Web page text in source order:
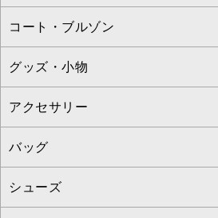
カーディガン
アンサンブルセット
ベスト・ジレ
パーカー
タンクトップ・キャミソール
チュニック
ジャンパースカート
その他のワンピース・ドレス
クロップド・半端丈パンツ
ガウチョ・ワイドパンツ
ハーフ・ショート丈パンツ
サロペット・オールインワン
その他のパンツ
ロング・マキシ丈スカート
ひざ丈スカート
ミモレ丈スカート
ショート・ミニ丈スカート
その他のスカート
すべてのジャケット・スーツ
テーラードジャケット
ノーカラージャケット
セットアップ
セットアップジャケット
コート・ブルゾン
すべてのコート・ブルゾン
トレンチコート
ピーコート
ダッフルコート
グッズ・小物
すべてのグッズ・小物
マスク
ストール・マフラー・スヌード
アクセサリー
すべてのアクセサリー
ネックレス
バッグ
すべてのバッグ
シューズ